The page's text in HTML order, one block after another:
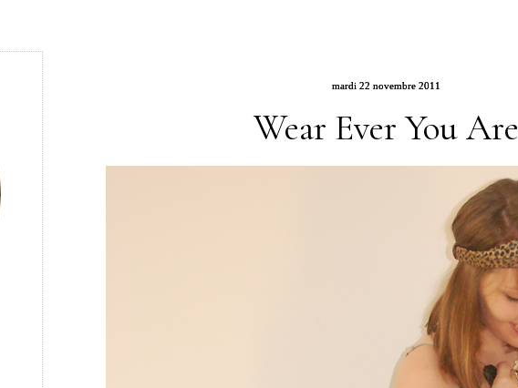
mardi 22 novembre 2011
Wear Ever You Are